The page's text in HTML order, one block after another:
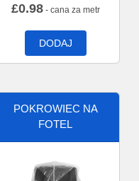
£0.98- cana za metr
DODAJ
POKROWIEC NA
FOTEL